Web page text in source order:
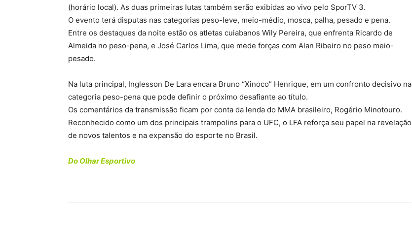
(horário local). As duas primeiras lutas também serão exibidas ao vivo pelo SporTV 3.
O evento terá disputas nas categorias peso-leve, meio-médio, mosca, palha, pesado e pena.
Entre os destaques da noite estão os atletas cuiabanos Wily Pereira, que enfrenta Ricardo de
Almeida no peso-pena, e José Carlos Lima, que mede forças com Alan Ribeiro no peso meio-
pesado.
Na luta principal, Inglesson De Lara encara Bruno “Xinoco” Henrique, em um confronto decisivo na
categoria peso-pena que pode definir o próximo desafiante ao título.
Os comentários da transmissão ficam por conta da lenda do MMA brasileiro, Rogério Minotouro.
Reconhecido como um dos principais trampolins para o UFC, o LFA reforça seu papel na revelação
de novos talentos e na expansão do esporte no Brasil.
Do Olhar Esportivo